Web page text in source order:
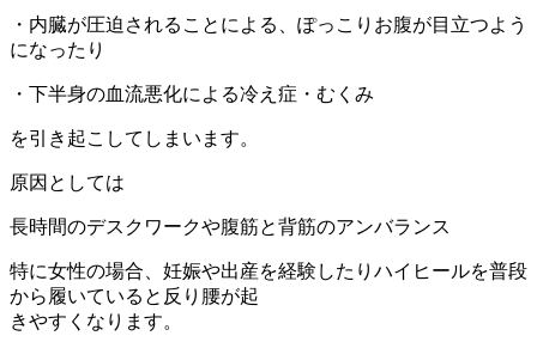
・内臓が圧迫されることによる、ぽっこりお腹が目立つよう
になったり
・下半身の血流悪化による冷え症・むくみ
を引き起こしてしまいます。
原因としては
長時間のデスクワークや腹筋と背筋のアンバランス
特に女性の場合、妊娠や出産を経験したりハイヒールを普段
から履いていると反り腰が起
きやすくなります。